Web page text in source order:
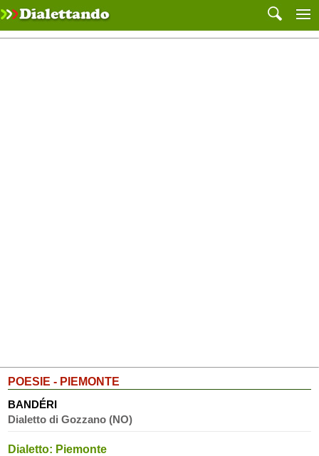
POESIE - PIEMONTE
BANDÉRI
Dialetto di Gozzano (NO)
Dialetto: Piemonte